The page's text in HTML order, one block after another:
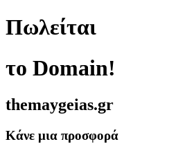
Πωλείται
το Domain!
themaygeias.gr
Κάνε μια προσφορά